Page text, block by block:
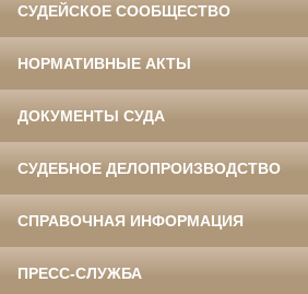
СУДЕЙСКОЕ СООБЩЕСТВО
НОРМАТИВНЫЕ АКТЫ
ДОКУМЕНТЫ СУДА
СУДЕБНОЕ ДЕЛОПРОИЗВОДСТВО
СПРАВОЧНАЯ ИНФОРМАЦИЯ
ПРЕСС-СЛУЖБА